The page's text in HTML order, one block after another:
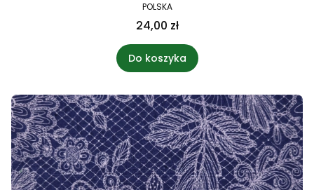
POLSKA
24,00 zł
Do koszyka